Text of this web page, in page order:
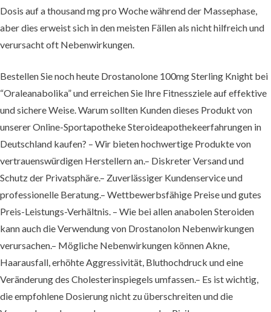
Dosis auf a thousand mg pro Woche während der Massephase,
aber dies erweist sich in den meisten Fällen als nicht hilfreich und
verursacht oft Nebenwirkungen.
Bestellen Sie noch heute Drostanolone 100mg Sterling Knight bei
“Oraleanabolika” und erreichen Sie Ihre Fitnessziele auf effektive
und sichere Weise. Warum sollten Kunden dieses Produkt von
unserer Online-Sportapotheke Steroideapothekeerfahrungen in
Deutschland kaufen? – Wir bieten hochwertige Produkte von
vertrauenswürdigen Herstellern an.– Diskreter Versand und
Schutz der Privatsphäre.– Zuverlässiger Kundenservice und
professionelle Beratung.– Wettbewerbsfähige Preise und gutes
Preis-Leistungs-Verhältnis. – Wie bei allen anabolen Steroiden
kann auch die Verwendung von Drostanolon Nebenwirkungen
verursachen.– Mögliche Nebenwirkungen können Akne,
Haarausfall, erhöhte Aggressivität, Bluthochdruck und eine
Veränderung des Cholesterinspiegels umfassen.– Es ist wichtig,
die empfohlene Dosierung nicht zu überschreiten und die